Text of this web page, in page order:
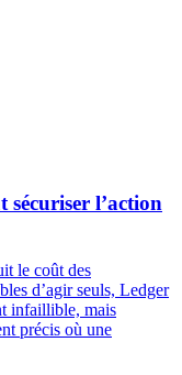
sécuriser l’action
le coût des
d’agir seuls, Ledger
infaillible, mais
précis où une